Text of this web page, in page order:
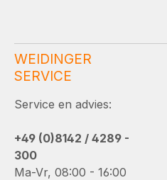
WEIDINGER
SERVICE
Service en advies:
+49 (0)8142 / 4289 -
300
Ma-Vr, 08:00 - 16:00